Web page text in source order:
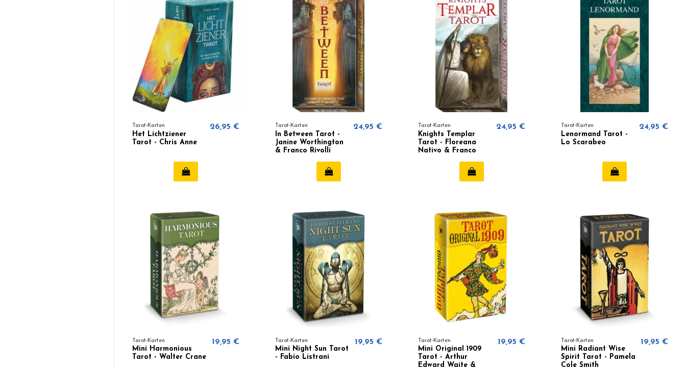
Tarot-Karten
Het Lichtziener
Tarot - Chris Anne
26,95 € Tarot-Karten
In Between Tarot -
Janine Worthington
& Franco Rivolli
24,95 € Tarot-Karten
Knights Templar
Tarot - Floreana
Nativo & Franco
24,95 € Tarot-Karten
Lenormand Tarot -
Lo Scarabeo
24,95 €
Tarot-Karten
Mini Harmonious
Tarot - Walter Crane
19,95 € Tarot-Karten
Mini Night Sun Tarot
- Fabio Listrani
19,95 € Tarot-Karten
Mini Original 1909
Tarot - Arthur
Edward Waite &
19,95 € Tarot-Karten
Mini Radiant Wise
Spirit Tarot - Pamela
Cole Smith
19,95 €